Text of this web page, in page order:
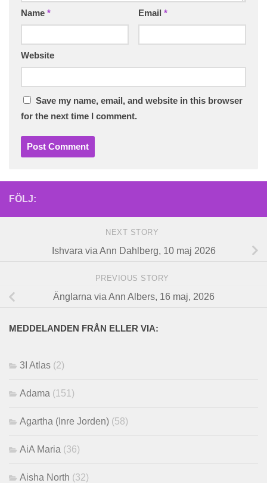
Name * Email *
Website
Save my name, email, and website in this browser
for the next time I comment.
FÖLJ:
NEXT STORY
Ishvara via Ann Dahlberg, 10 maj 2026
PREVIOUS STORY
Änglarna via Ann Albers, 16 maj, 2026
MEDDELANDEN FRÅN ELLER VIA:
3I Atlas (2)
Adama (151)
Agartha (Inre Jorden) (58)
AiA Maria (36)
Aisha North (32)